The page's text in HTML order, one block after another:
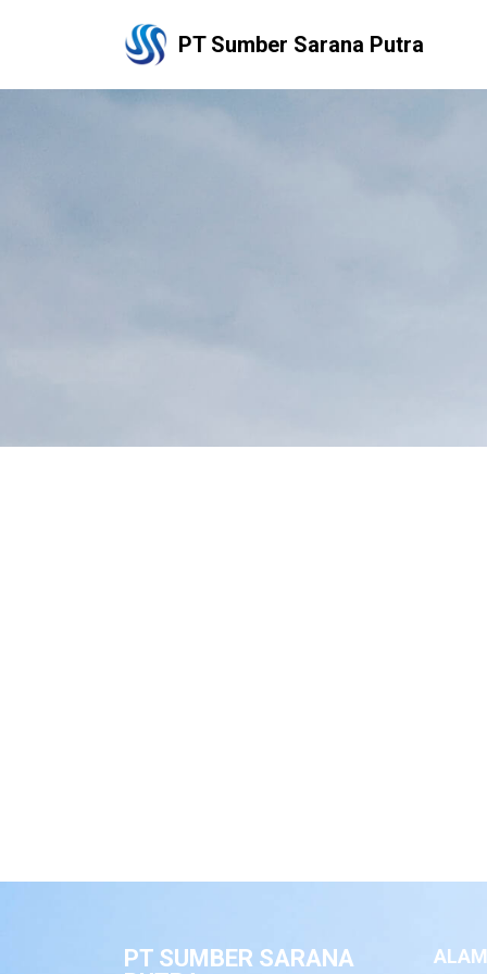
PT Sumber Sarana Putra
PT SUMBER SARANA